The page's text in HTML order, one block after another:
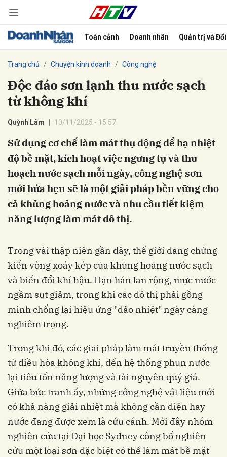
Toàn cảnh Doanh nhân Quản trị và
Trang chủ Chuyện kinh doanh Công nghệ
Độc đáo sơn lạnh thu nước sạch
từ không khí
Quỳnh Lâm 10/11/2025 - 15:57
Sử dụng cơ chế làm mát thụ động để hạ nhiệt
độ bề mặt, kích hoạt việc ngưng tụ và thu
hoạch nước sạch mỗi ngày, công nghệ sơn
mới hứa hẹn sẽ là một giải pháp bền vững cho
cả khủng hoảng nước và nhu cầu tiết kiệm
năng lượng làm mát đô thị.
Trong vài thập niên gần đây, thế giới đang chứng
kiến vòng xoáy kép của khủng hoảng nước sạch
và biến đổi khí hậu. Hạn hán lan rộng, mực nước
ngầm sụt giảm, trong khi các đô thị phải gồng
mình chống lại hiệu ứng "đảo nhiệt" ngày càng
nghiêm trọng.
Trong khi đó, các giải pháp làm mát truyền thống
từ điều hòa không khí, đến hệ thống phun nước
lại tiêu tốn năng lượng và tài nguyên quý giá.
Giữa bức tranh ấy, những công nghệ vật liệu mới
có khả năng giải nhiệt mà không cần điện hay
nước đang được xem là cứu cánh. Mới đây nhóm
nghiên cứu tại Đại học Sydney công bố nghiên
cứu một loại sơn đặc biệt có thể làm mát bề mặt
Hủy